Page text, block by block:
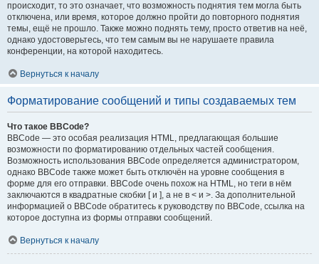
происходит, то это означает, что возможность поднятия тем могла быть
отключена, или время, которое должно пройти до повторного поднятия
темы, ещё не прошло. Также можно поднять тему, просто ответив на неё,
однако удостоверьтесь, что тем самым вы не нарушаете правила
конференции, на которой находитесь.
Вернуться к началу
Форматирование сообщений и типы создаваемых тем
Что такое BBCode?
BBCode — это особая реализация HTML, предлагающая большие
возможности по форматированию отдельных частей сообщения.
Возможность использования BBCode определяется администратором,
однако BBCode также может быть отключён на уровне сообщения в
форме для его отправки. BBCode очень похож на HTML, но теги в нём
заключаются в квадратные скобки [ и ], а не в < и >. За дополнительной
информацией о BBCode обратитесь к руководству по BBCode, ссылка на
которое доступна из формы отправки сообщений.
Вернуться к началу